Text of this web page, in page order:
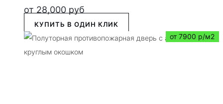
от 28,000 руб
КУПИТЬ В ОДИН КЛИК
от 7900 р/м2